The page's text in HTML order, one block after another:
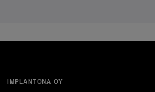
IMPLANTONA OY